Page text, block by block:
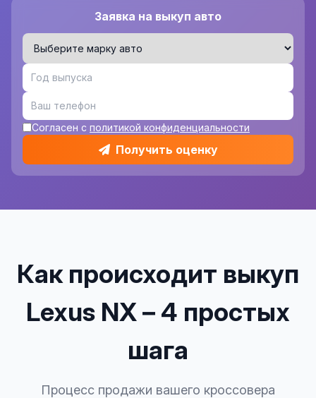
Заявка на выкуп авто
Согласен с политикой конфиденциальности
Получить оценку
Как происходит выкуп
Lexus NX – 4 простых
шага
Процесс продажи вашего кроссовера